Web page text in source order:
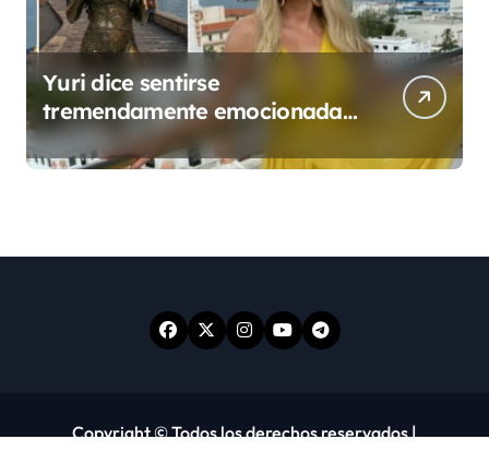
Yuri dice sentirse
tremendamente emocionada
sobre su estatua que le harán
en Veracruz
Copyright © Todos los derechos reservados|